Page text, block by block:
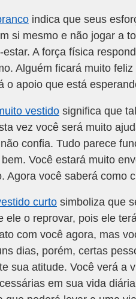
indica que seus
si mesmo e não jogar a
A força física
Alguém ficará muito
o apoio que está
vestido significa que
vez você será muito
confia. Tudo parece
Você estará muito
Agora você saberá como
curto simboliza que
ele o reprovar, pois ele
com você agora, mas
dias, porém, certas
sua atitude. Você verá a
em sua vida